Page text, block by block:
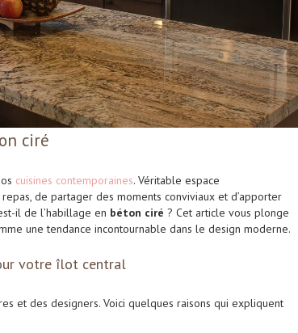
ciré
cuisines contemporaines. Véritable espace
de partager des moments conviviaux et d’apporter
il de l’habillage en béton ciré ? Cet article vous plonge
une tendance incontournable dans le design moderne.
votre îlot central
et des designers. Voici quelques raisons qui expliquent